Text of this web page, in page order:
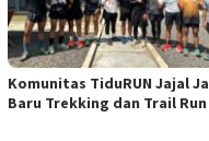
Komunitas TiduRUN Jajal
Baru Trekking dan Trail Run